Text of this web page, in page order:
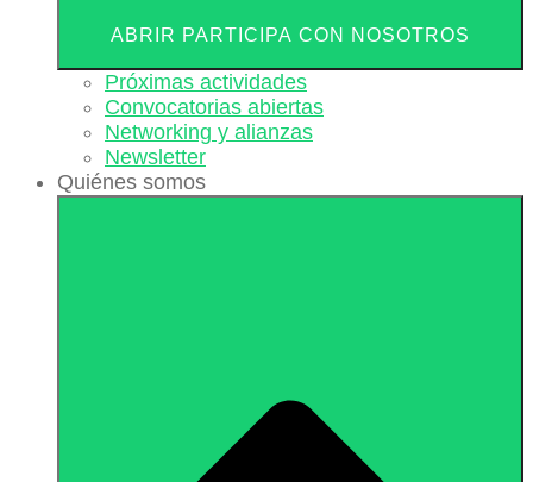
ABRIR PARTICIPA CON NOSOTROS
Próximas actividades
Convocatorias abiertas
Networking y alianzas
Newsletter
Quiénes somos